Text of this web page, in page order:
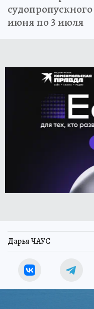
июня по 3 июля
Дарья ЧАУС